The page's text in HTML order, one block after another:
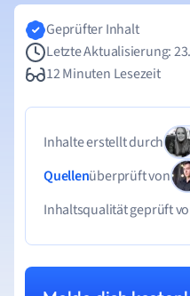
Geprüfter Inhalt
Letzte Aktualisierung:
12 Minuten Lesezeit
Inhalte erstellt durch
Quellenüberprüft von
Inhaltsqualität geprüft